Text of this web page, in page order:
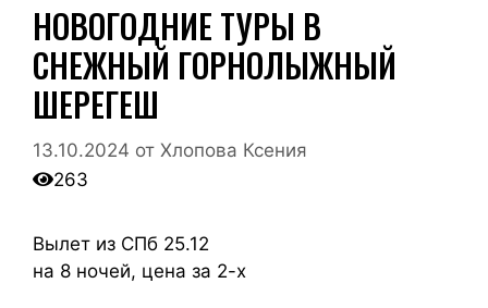
НОВОГОДНИЕ ТУРЫ В
СНЕЖНЫЙ ГОРНОЛЫЖНЫЙ
ШЕРЕГЕШ
13.10.2024 от Хлопова Ксения
263
Вылет из СПб 25.12
на 8 ночей, цена за 2-х